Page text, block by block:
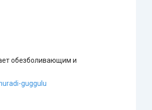
обезболивающим и
guggulu